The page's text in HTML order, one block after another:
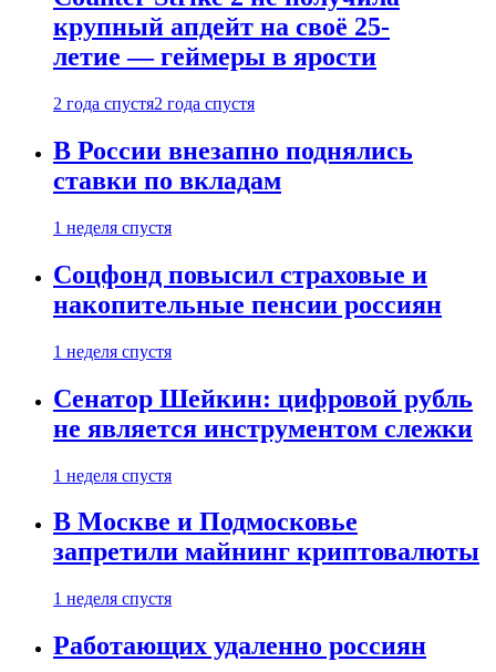
крупный апдейт на своё 25-
летие — геймеры в ярости
2 года спустя2 года спустя
В России внезапно поднялись
ставки по вкладам
1 неделя спустя
Соцфонд повысил страховые и
накопительные пенсии россиян
1 неделя спустя
Сенатор Шейкин: цифровой рубль
не является инструментом слежки
1 неделя спустя
В Москве и Подмосковье
запретили майнинг криптовалюты
1 неделя спустя
Работающих удаленно россиян